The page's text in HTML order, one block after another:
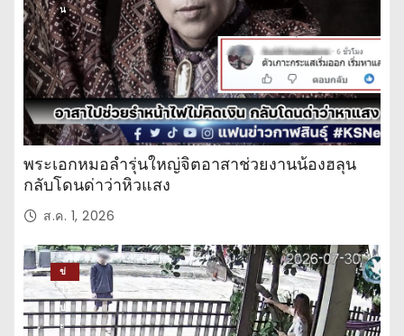
น
พระเอกหมอลำรุ่นใหญ่จิตอาสาช่วยงานน้องฮลุน
กลับโดนด่าว่าหิวแสง
ส.ค. 1, 2026
ข่
าว
ปร
ะ